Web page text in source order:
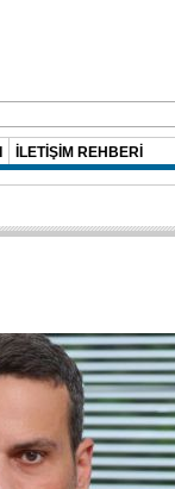
İLETİŞİM REHBERİ